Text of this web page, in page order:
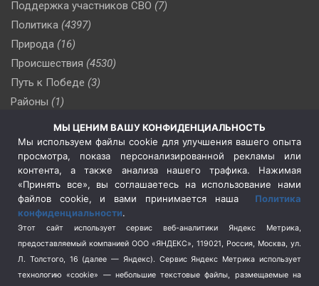
Поддержка участников СВО (7)
Политика (4397)
Природа (16)
Происшествия (4530)
Путь к Победе (3)
Районы (1)
(510)
Сельское хозяйство (3)
Социальная политика
(3)
Спецоперация в Украине
Спецоперация на Украине
(404)
Спорт (740)
Терроризм (1)
Транспорт (262)
МЫ ЦЕНИМ ВАШУ КОНФИДЕНЦИАЛЬНОСТЬ
Мы используем файлы cookie для улучшения вашего опыта
просмотра, показа персонализированной рекламы или
контента, а также анализа нашего трафика. Нажимая
«Принять все», вы соглашаетесь на использование нами
файлов cookie, и вами принимается наша Политика
конфиденциальности.
Этот сайт использует сервис веб-аналитики Яндекс Метрика,
предоставляемый компанией ООО «ЯНДЕКС», 119021, Россия, Москва, ул.
Л. Толстого, 16 (далее — Яндекс). Сервис Яндекс Метрика использует
технологию «cookie» — небольшие текстовые файлы, размещаемые на